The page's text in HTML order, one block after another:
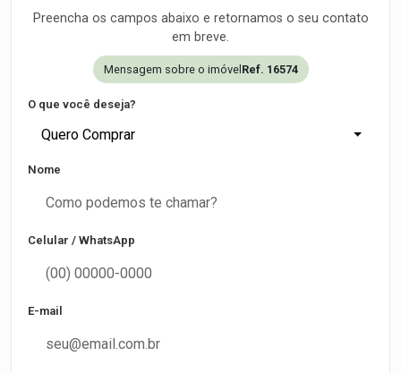
Preencha os campos abaixo e retornamos o seu contato
em breve.
Mensagem sobre o imóvel Ref. 16574
O que você deseja?
Quero Comprar
Nome
Celular / WhatsApp
E-mail